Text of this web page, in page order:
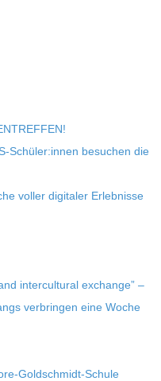
Schüler:innen besu­chen die
vol­ler digi­ta­ler Erleb­nisse
inter­cul­tu­ral exch­ange” –
ver­brin­gen eine Woche
Goldschmidt-Schule